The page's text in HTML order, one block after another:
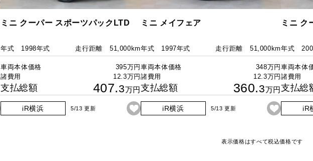
ミニ クーパー スポーツパックLTD
年式 1998年式 走行距離 51,000km
車両本体価格
395万円
諸費用
12.3万円
支払総額 407.3万円
iR横浜 5/13 更新
ミニ メイフェア
年式 1997年式 走行距離 51,000km
車両本体価格
348万円
諸費用
12.3万円
支払総額 360.3万円
iR横浜 5/13 更新
ミニ ク
年式
車両本体
諸費用
支払総
iR
表示価格はすべて税込価格です